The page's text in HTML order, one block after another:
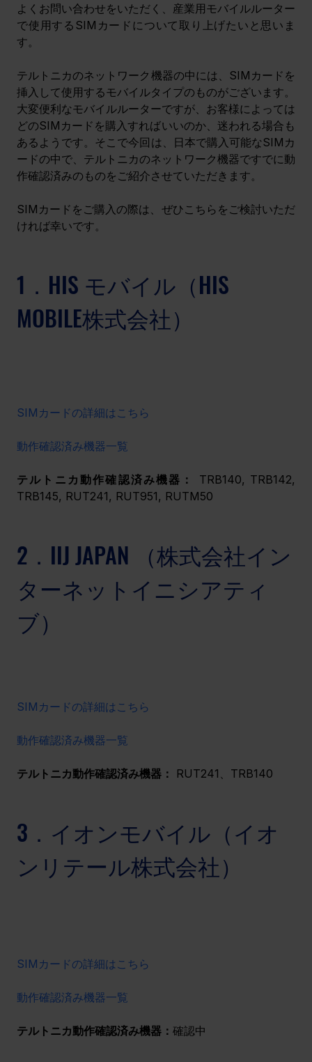
よくお問い合わせをいただく、産業用モバイルルーター
で使用するSIMカードについて取り上げたいと思いま
す。
テルトニカのネットワーク機器の中には、SIMカードを
挿入して使用するモバイルタイプのものがございます。
大変便利なモバイルルーターですが、お客様によっては
どのSIMカードを購入すればいいのか、迷われる場合も
あるようです。そこで今回は、日本で購入可能なSIMカ
ードの中で、テルトニカのネットワーク機器ですでに動
作確認済みのものをご紹介させていただきます。
SIMカードをご購入の際は、ぜひこちらをご検討いただ
ければ幸いです。
1．HIS モバイル（HIS
MOBILE株式会社）
SIMカードの詳細はこちら
動作確認済み機器一覧
テルトニカ動作確認済み機器：
TRB140, TRB142,
TRB145, RUT241, RUT951, RUTM50
2．IIJ JAPAN （株式会社イン
ターネットイニシアティ
ブ）
SIMカードの詳細はこちら
動作確認済み機器一覧
テルトニカ動作確認済み機器： RUT241、TRB140
3．イオンモバイル（イオ
ンリテール株式会社）
SIMカードの詳細はこちら
動作確認済み機器一覧
テルトニカ動作確認済み機器： 確認中